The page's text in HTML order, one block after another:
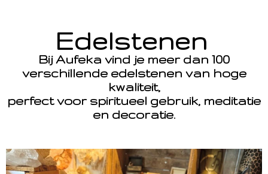
Edelstenen
Bij Aufeka vind je meer dan 100
verschillende edelstenen van hoge
kwaliteit,
perfect voor spiritueel gebruik, meditatie
en decoratie.